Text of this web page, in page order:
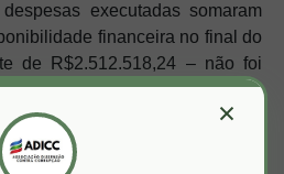
executadas somaram
financeira no final do
de R$2.512.518,24 – não foi
com “restos a pagar”, o
negativo de R$6.158.626,53 e
contas.
×